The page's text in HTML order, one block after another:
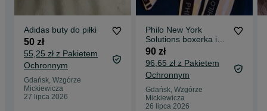
Adidas buty do piłki
50 zł
55,25 zł z Pakietem
Ochronnym
Gdańsk, Wzgórze
Mickiewicza
27 lipca 2026
Philo New York
Solutions boxerka i
legginsy Nowe
90 zł
96,65 zł z Pakietem
Ochronnym
Gdańsk, Wzgórze
Mickiewicza
26 lipca 2026